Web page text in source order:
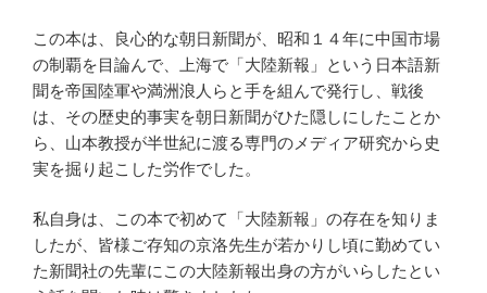
この本は、良心的な朝日新聞が、昭和１４年に中国市場
の制覇を目論んで、上海で「大陸新報」という日本語新
聞を帝国陸軍や満洲浪人らと手を組んで発行し、戦後
は、その歴史的事実を朝日新聞がひた隠しにしたことか
ら、山本教授が半世紀に渡る専門のメディア研究から史
実を掘り起こした労作でした。
私自身は、この本で初めて「大陸新報」の存在を知りま
したが、皆様ご存知の京洛先生が若かりし頃に勤めてい
た新聞社の先輩にこの大陸新報出身の方がいらしたとい